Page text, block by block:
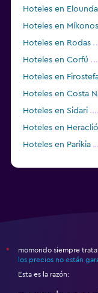
Hoteles en Elounda
Hoteles en Míkonos
Hoteles en Rodas
Hoteles en Corfú
Hoteles en
Hoteles en Costa
Hoteles en Sidari
Hoteles en
Hoteles en Parikia
*
momondo siempre
los precios no están
Esta es la razón: